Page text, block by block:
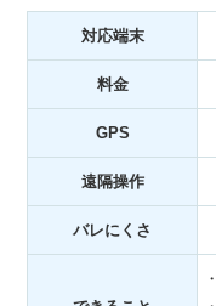
対応端末
料金
GPS
遠隔操作
バレにくさ